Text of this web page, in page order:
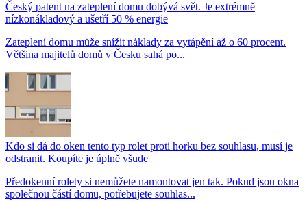
Český patent na zateplení domu dobývá svět. Je extrémně
nízkonákladový a ušetří 50 % energie
Zateplení domu může snížit náklady za vytápění až o 60 procent.
Většina majitelů domů v Česku sahá po...
Kdo si dá do oken tento typ rolet proti horku bez souhlasu, musí je
odstranit. Koupíte je úplně všude
Předokenní rolety si nemůžete namontovat jen tak. Pokud jsou okna
společnou částí domu, potřebujete souhlas...